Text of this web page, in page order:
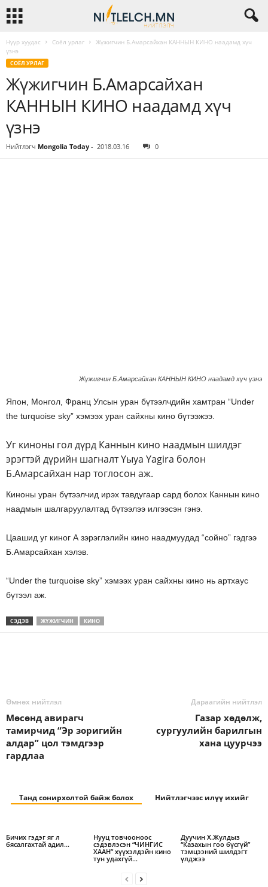
Нүүр хуудас Соёл урлаг
Жүжигчин Б.Амарсайхан КАННЫН КИНО наадамд хүч
үзнэ
СОЁЛ УРЛАГ
Жүжигчин Б.Амарсайхан
КАННЫН КИНО наадамд хүч
үзнэ
Нийтлэгч Mongolia Today - 2018.03.16 0
Жүжигчин Б.Амарсайхан КАННЫН КИНО наадамд хүч үзнэ
Япон, Монгол, Франц Улсын уран бүтээлчдийн хамтран “Under
the turquoise sky” хэмээх уран сайхны кино бүтээжээ.
Уг киноны гол дүрд Каннын кино наадмын шилдэг
эрэгтэй дүрийн шагналт Yыya Yagira болон
Б.Амарсайхан нар тоглосон аж.
Киноны уран бүтээлчид ирэх тавдугаар сард болох Каннын кино
наадмын шалгаруулалтад бүтээлээ илгээсэн гэнэ.
Цаашид уг киног А зэрэглэлийн кино наадмуудад “сойно” гэдгээ
Б.Амарсайхан хэлэв.
“Under the turquoise sky” хэмээх уран сайхны кино нь артхаус
бүтээл аж.
СЭДЭВ ЖҮЖИГЧИН КИНО
Өмнөх нийтлэл
Мөсөнд авирагч
тамирчид “Эр зоригийн
алдар” цол тэмдгээр
гардлаа
Дараагийн нийтлэл
Газар хөдөлж,
сургуулийн барилгын
хана цуурчээ
Танд сонирхолтой байж болох Нийтлэгчээс илүү ихийг
Бичих гэдэг яг л
бясалгахтай адил…
Нууц товчооноос
сэдэвлэсэн “ЧИНГИС
ХААН” хүүхэлдэйн кино
тун удахгүй…
Дуучин Х.Жулдыз
“Казахын гоо бүсгүй”
тэмцээний шилдэгт
үлджээ